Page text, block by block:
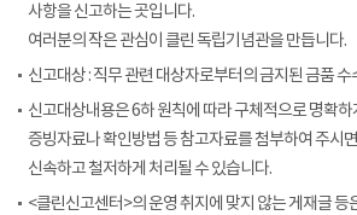
사항을 신고하는 곳입니다.
여러분의 작은 관심이 클린 독립기념관을 만듭니다.
신고대상 : 직무 관련 대상자로부터의 금지된 금품 수
신고대상내용은 6하 원칙에 따라 구체적으로 명확
증빙자료나 확인방법 등 참고자료를 첨부하여 주시
신속하고 철저하게 처리될 수 있습니다.
<클린신고센터>의 운영 취지에 맞지 않는 게재글 등